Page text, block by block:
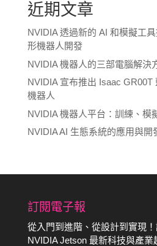
近期文章
NVIDIA 透過新的 AI 和模擬工
形機器人開發
NVIDIA 機器人的三部電腦解決
NVIDIA 宣布推出 Isaac GR00T
機器人
NVIDIA 機器人平台：訓練、模
NVIDIA AI 生態系統的應用與開
訂閱電子報
從入門到進階、從設計到實現
NVIDIA Jetson 最新科技與產